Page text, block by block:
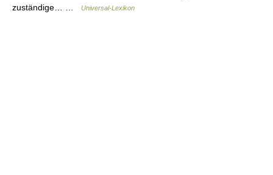
zuständige… …
Universal-Lexikon